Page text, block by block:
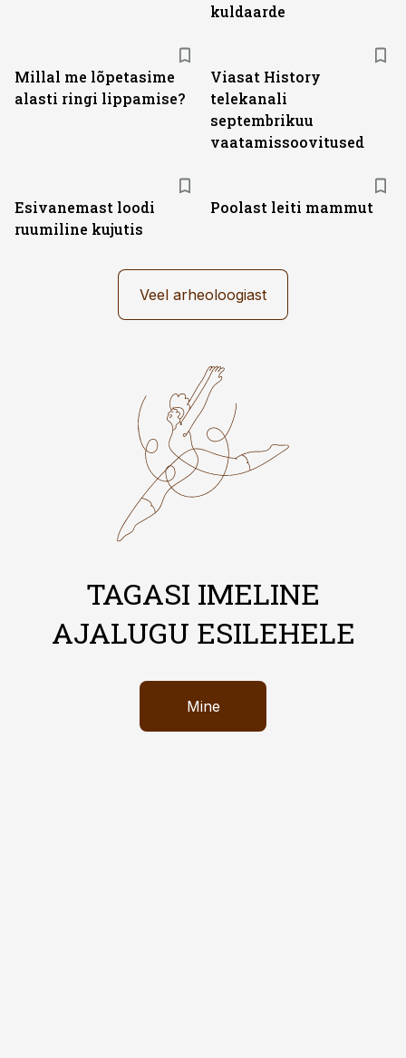
kuldaarde
Millal me lõpetasime
alasti ringi lippamise?
Viasat History
telekanali
septembrikuu
vaatamissoovitused
Esivanemast loodi
ruumiline kujutis
Poolast leiti mammut
Veel arheoloogiast
TAGASI IMELINE
AJALUGU ESILEHELE
Mine